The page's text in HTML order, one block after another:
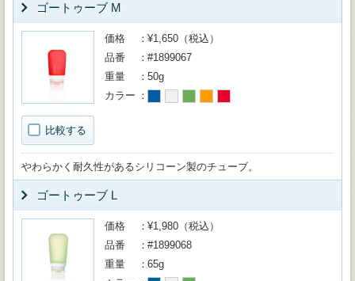
ゴートゥーブ M
比較する
価格
¥1,650（税込）
品番
#1899067
重量
50g
カラー
やわらかく耐久性があるシリコーン製のチューブ。
ゴートゥーブ L
価格
¥1,980（税込）
品番
#1899068
重量
65g